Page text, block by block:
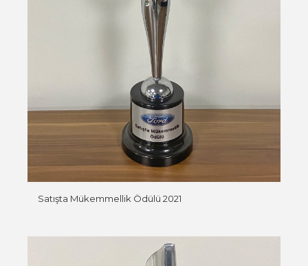
Satışta Mükemmellik Ödülü 2021